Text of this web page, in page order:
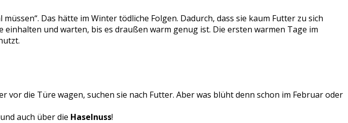
Das hätte im Winter tödliche Folgen. Dadurch, dass sie kaum Futter zu sich
und warten, bis es draußen warm genug ist. Die ersten warmen Tage im
die Türe wagen, suchen sie nach Futter. Aber was blüht denn schon im Februar oder
und auch über die Haselnuss!